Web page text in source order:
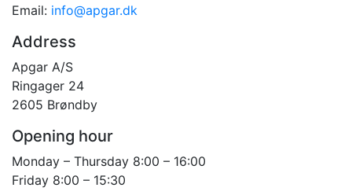
Email: info@apgar.dk
Address
Apgar A/S
Ringager 24
2605 Brøndby
Opening hour
Monday – Thursday 8:00 – 16:00
Friday 8:00 – 15:30